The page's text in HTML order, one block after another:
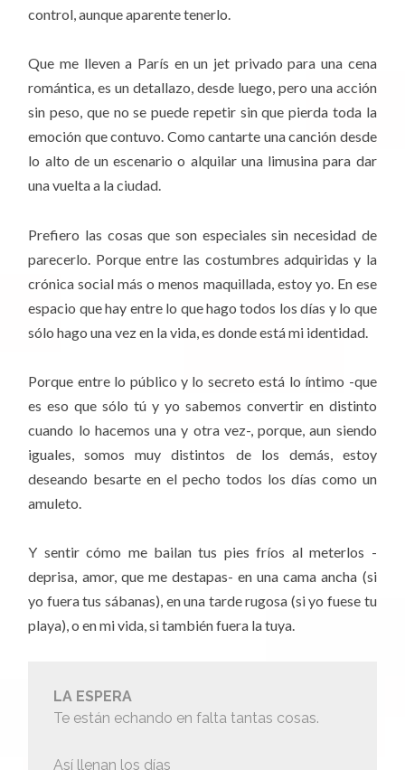
control, aunque aparente tenerlo.
Que me lleven a París en un jet privado para una cena
romántica, es un detallazo, desde luego, pero una acción
sin peso, que no se puede repetir sin que pierda toda la
emoción que contuvo. Como cantarte una canción desde
lo alto de un escenario o alquilar una limusina para dar
una vuelta a la ciudad.
Prefiero las cosas que son especiales sin necesidad de
parecerlo. Porque entre las costumbres adquiridas y la
crónica social más o menos maquillada, estoy yo. En ese
espacio que hay entre lo que hago todos los días y lo que
sólo hago una vez en la vida, es donde está mi identidad.
Porque entre lo público y lo secreto está lo íntimo -que
es eso que sólo tú y yo sabemos convertir en distinto
cuando lo hacemos una y otra vez-, porque, aun siendo
iguales, somos muy distintos de los demás, estoy
deseando besarte en el pecho todos los días como un
amuleto.
Y sentir cómo me bailan tus pies fríos al meterlos -
deprisa, amor, que me destapas- en una cama ancha (si
yo fuera tus sábanas), en una tarde rugosa (si yo fuese tu
playa), o en mi vida, si también fuera la tuya.
LA ESPERA
Te están echando en falta tantas cosas.
Así llenan los días